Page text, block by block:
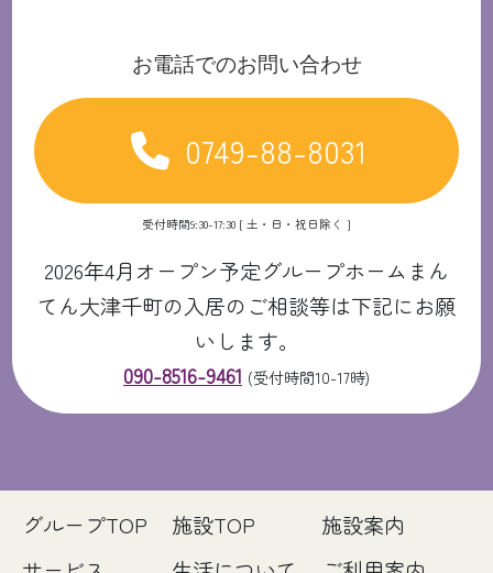
お電話でのお問い合わせ
0749-88-8031
受付時間9:30-17:30 [ 土・日・祝日除く ]
2026年4月オープン予定グループホームまん
てん大津千町の入居のご相談等は下記にお願
いします。
090-8516-9461 (受付時間10-17時)
グループTOP 施設TOP
施設案内